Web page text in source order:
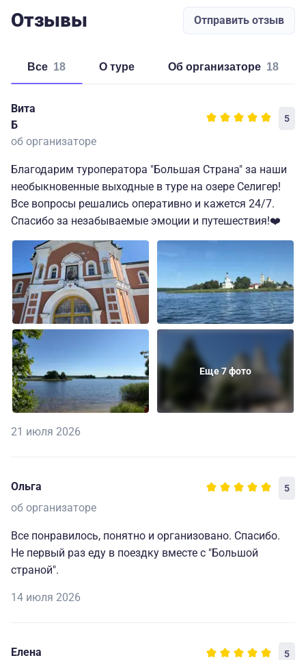
Отзывы Отправить отзыв
Все 18 о туре об организаторе 18
Вита
Б
5
об организаторе
Благодарим туроператора "Большая Страна" за наши
необыкновенные выходные в туре на озере Селигер!
Все вопросы решались оперативно и кажется 24/7.
Спасибо за незабываемые эмоции и путешествия!❤️
Еще 7 фото
21 июля 2026
Ольга 5
об организаторе
Все понравилось, понятно и организовано. Спасибо.
Не первый раз еду в поездку вместе с "Большой
страной".
14 июля 2026
Елена 5